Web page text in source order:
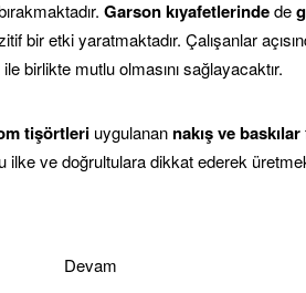
Garson kıyafetlerindede
bir etki yaratmaktadır. Çalışanlar
birlikte mutlu olmasını sağlayacaktır.
tişörtleri uygulanan nakış ve baskılar
ilke ve doğrultulara dikkat ederek
Devam